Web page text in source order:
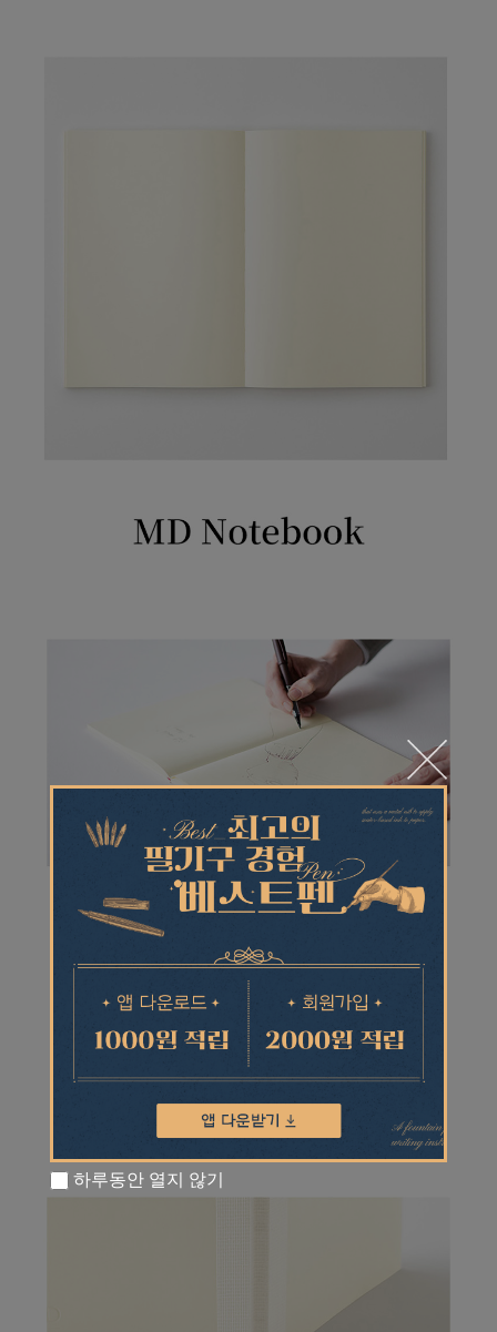
하루동안 열지 않기